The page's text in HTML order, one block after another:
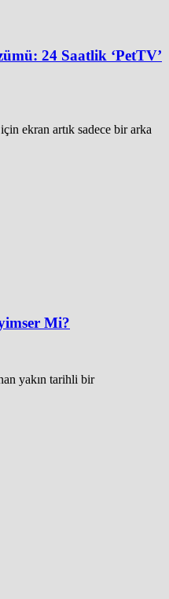
24 Saatlik ‘PetTV’
ekran artık sadece bir arka
Mi?
yakın tarihli bir